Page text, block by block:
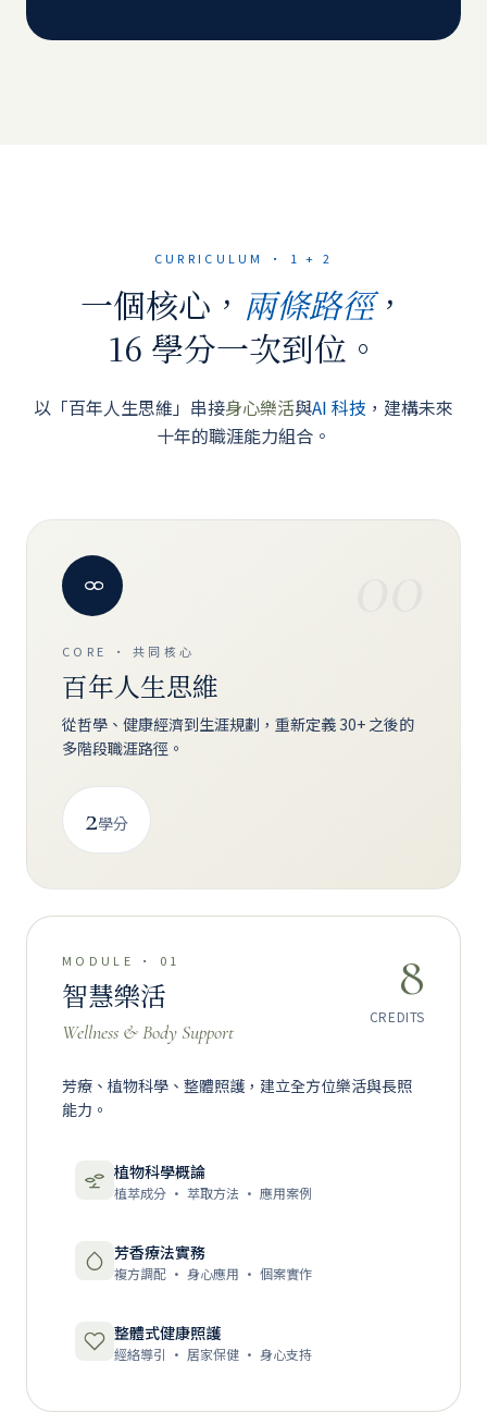
CURRICULUM · 1 + 2
一個核心， 兩條路徑，
16 學分一次到位。
以「百年人生思維」串接身心樂活與AI 科技 ，建構未來
十年的職涯能力組合。
CORE · 共同核心
百年人生思維
從哲學、健康經濟到生涯規劃，重新定義 30+ 之後的
多階段職涯路徑。
2學分
MODULE · 01
智慧樂活
Wellness & Body Support
8
CREDITS
芳療、植物科學、整體照護，建立全方位樂活與長照
能力。
植物科學概論
植萃成分 · 萃取方法 · 應用案例
芳香療法實務
複方調配 · 身心應用 · 個案實作
整體式健康照護
經絡導引 · 居家保健 · 身心支持